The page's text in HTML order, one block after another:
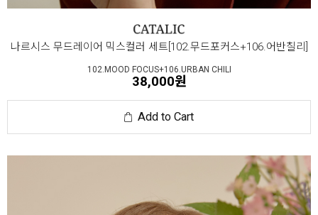
나르시스 무드레이어 믹스컬러 세트[102.무드포커스+106.어반칠리]
102.MOOD FOCUS+106.URBAN CHILI
38,000원
Add to Cart